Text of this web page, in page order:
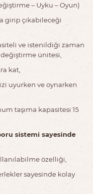
– Uyku – Oyun)
girip çıkabileceği
ve istenildiği zaman
ünitesi,
kat,
uyurken ve oynarken
taşıma kapasitesi 15
sistemi sayesinde
özelliği,
sayesinde kolay